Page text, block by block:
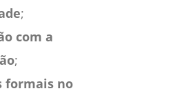
;
com a
;
formais no